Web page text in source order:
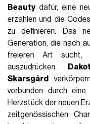
Beauty dafür, eine
erzählen und die
zu definieren. Das
Generation, die nach
freieren Art sucht,
auszudrücken.
Skarsgård
verbunden durch
Herzstück der neuen
zeitgenössischen